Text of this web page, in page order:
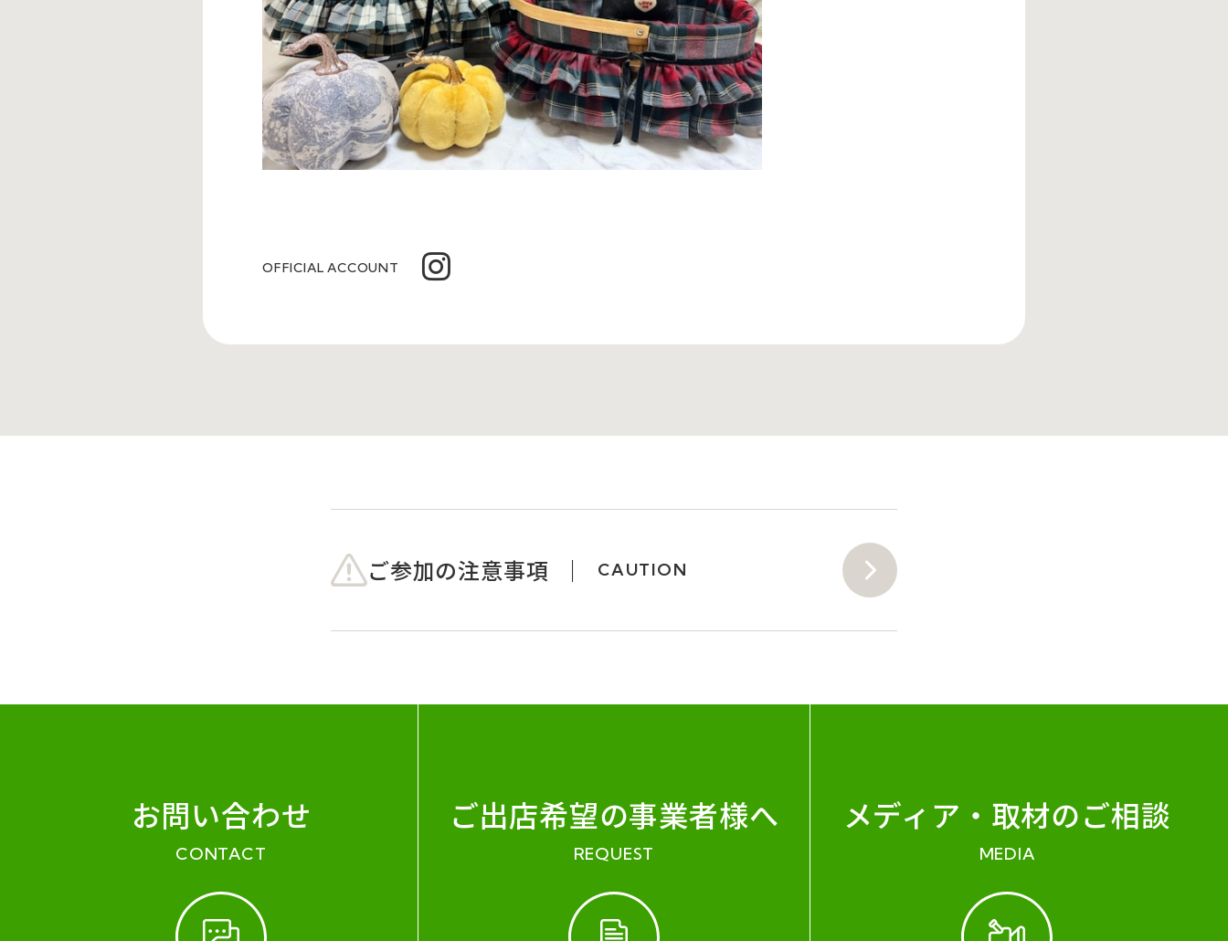
OFFICIAL ACCOUNT
ご参加の注意事項 CAUTION
お問い合わせ
CONTACT
ご出店希望の事業者様へ
REQUEST
メディア・ 取材のご相談
MEDIA